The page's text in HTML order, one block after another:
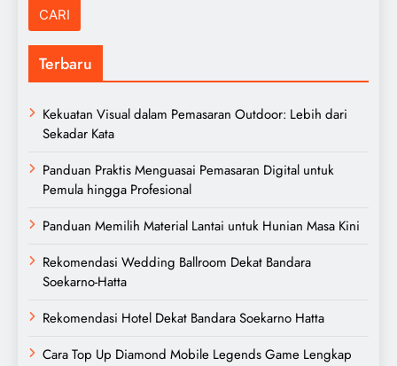
Terbaru
Kekuatan Visual dalam Pemasaran Outdoor: Lebih dari
Sekadar Kata
Panduan Praktis Menguasai Pemasaran Digital untuk
Pemula hingga Profesional
Panduan Memilih Material Lantai untuk Hunian Masa Kini
Rekomendasi Wedding Ballroom Dekat Bandara
Soekarno-Hatta
Rekomendasi Hotel Dekat Bandara Soekarno Hatta
Cara Top Up Diamond Mobile Legends Game Lengkap